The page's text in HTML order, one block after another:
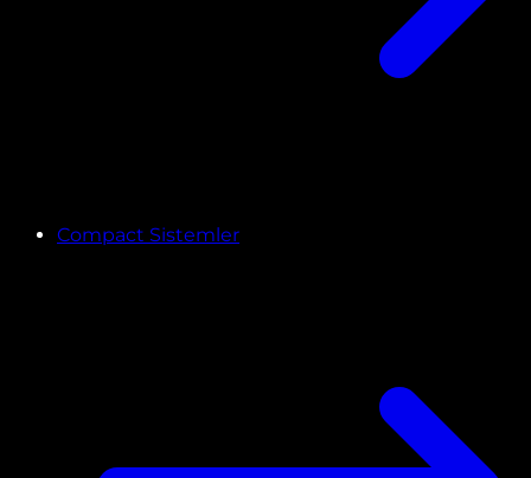
Compact Sistemler